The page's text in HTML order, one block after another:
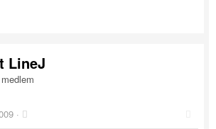
LineJ
·